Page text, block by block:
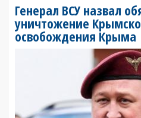
Генерал ВСУ назвал
уничтожение
освобождения Крыма